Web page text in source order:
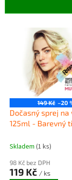
r
149 Kč –20
Dočasný sprej na
125ml - Barevný
Skladem (1 ks)
98 Kč bez DPH
119 Kč / ks